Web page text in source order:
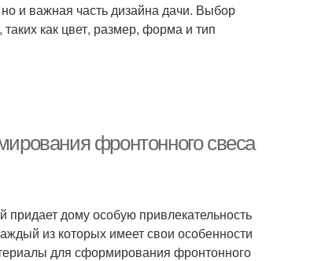
и важная часть дизайна дачи. Выбор
как цвет, размер, форма и тип
фронтонного свеса
дому особую привлекательность
из которых имеет свои особенности
для сформирования фронтонного